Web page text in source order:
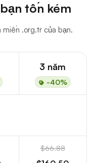
tốn kém
.org.tr của bạn.
3 năm
-40%
$66.88